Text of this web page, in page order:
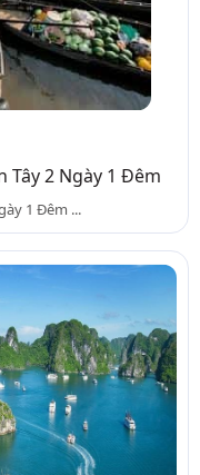
Tây 2 Ngày 1 Đêm
1 Đêm ...